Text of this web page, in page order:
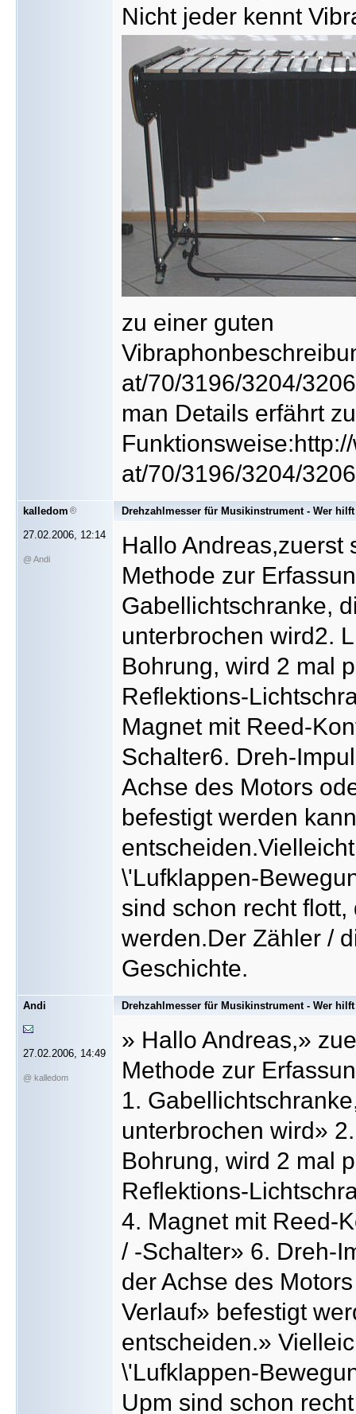
Nicht jeder kennt
zu einer guten
at/70/3196/3204/
man Details erfährt
at/70/3196/3204/
kalledom
27.02.2006, 12:14
@ Andi
Drehzahlmesser für Musikinstrument - Wer
Hallo Andreas,zuerst
Methode zur
Gabellichtschranke,
unterbrochen wird2.
Bohrung, wird 2 mal
Reflektions-
Magnet mit Reed-
Schalter6. Dreh-
Achse des Motors
befestigt werden
\'Lufklappen-
sind schon recht
werden.Der Zähler /
Geschichte.
Andi
27.02.2006, 14:49
@ kalledom
Drehzahlmesser für Musikinstrument - Wer
» Hallo Andreas,»
Methode zur
1.
unterbrochen wird»
Bohrung, wird 2 mal
Reflektions-
4. Magnet mit Reed-
/ -Schalter» 6. Dreh-
der Achse des
Verlauf» befestigt
entscheiden.»
\'Lufklappen-
Upm sind schon